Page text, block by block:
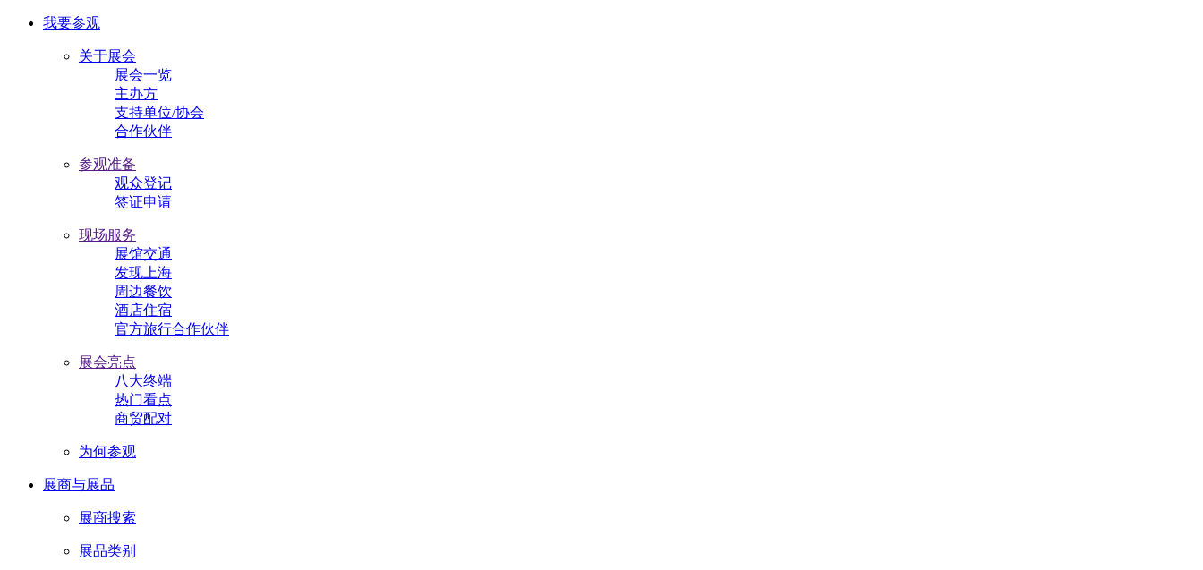
我要参观
关于展会
展会一览
主办方
支持单位/协会
合作伙伴
参观准备
观众登记
签证申请
现场服务
展馆交通
发现上海
周边餐饮
酒店住宿
官方旅行合作伙伴
展会亮点
八大终端
热门看点
商贸配对
为何参观
展商与展品
展商搜索
展品类别